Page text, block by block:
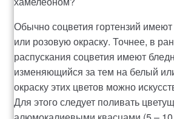
Обычно соцветия гортензий
или розовую окраску. Точнее, в
распускания соцветия имеют
изменяющийся за тем на белый
окраску этих цветов можно
Для этого следует поливать